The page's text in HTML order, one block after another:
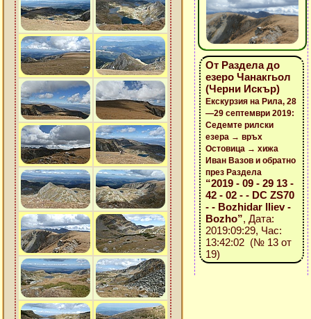
От Раздела до
езеро Чанакгьол
(Черни Искър)
Екскурзия на Рила, 28
—29 септември 2019:
Седемте рилски
езера → връх
Остовица → хижа
Иван Вазов и обратно
през Раздела
“2019 - 09 - 29 13 -
42 - 02 - - DC ZS70
- - Bozhidar Iliev -
Bozho”, Дата:
2019:09:29, Час:
13:42:02 (№ 13 от
19)